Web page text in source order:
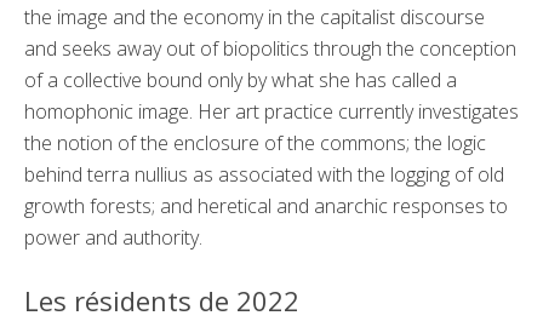
the image and the economy in the capitalist discourse
and seeks away out of biopolitics through the conception
of a collective bound only by what she has called a
homophonic image. Her art practice currently investigates
the notion of the enclosure of the commons; the logic
behind terra nullius as associated with the logging of old
growth forests; and heretical and anarchic responses to
power and authority.
Les résidents de 2022